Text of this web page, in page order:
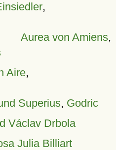
,
Aurea von Amiens,
Aire,
Superius, Godric
Václav Drbola
Julia Billiart